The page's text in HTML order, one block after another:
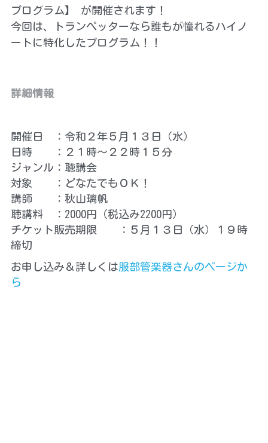
プログラム】 が開催されます！
今回は、トランぺッターなら誰もが憧れるハイノ
ートに特化したプログラム！！
詳細情報
開催日　：令和２年５月１３日（水）
日時　　：２１時～２２時１５分
ジャンル：聴講会
対象　　：どなたでもＯＫ！
講師　　：秋山璃帆
聴講料　：2000円（税込み2200円）
チケット販売期限 　 ：５月１３日（水）１９時
締切
お申し込み＆詳しくは服部管楽器さんのページか
ら